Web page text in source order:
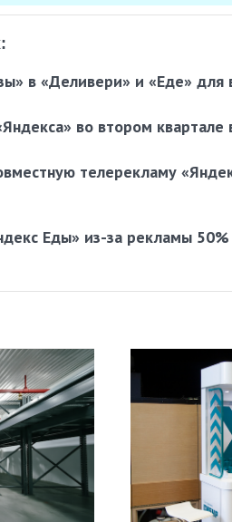
в «Деливери» и «Еде» для
во втором квартале
телерекламу
Еды» из-за рекламы